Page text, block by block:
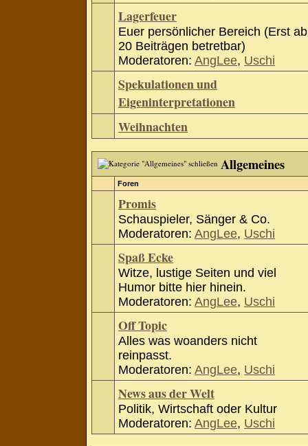
Lagerfeuer
Euer persönlicher Bereich (Erst ab
20 Beiträgen betretbar)
Moderatoren: AngLee, Uschi
Spekulationen und
Eigeninterpretationen
Weihnachten
Allgemeines
Foren
Promis
Schauspieler, Sänger & Co.
Moderatoren: AngLee, Uschi
Spaß Ecke
Witze, lustige Seiten und viel
Humor bitte hier hinein.
Moderatoren: AngLee, Uschi
Off Topic
Alles was woanders nicht
reinpasst.
Moderatoren: AngLee, Uschi
News aus der Welt
Politik, Wirtschaft oder Kultur
Moderatoren: AngLee, Uschi